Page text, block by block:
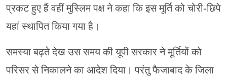
प्रकट हुए हैं वहीं मुस्लिम पक्ष ने कहा कि इस मूर्ति को चोरी-छिपे
यहां स्थापित किया गया है।
समस्या बढ़ते देख उस समय की यूपी सरकार ने मूर्तियों को
परिसर से निकालने का आदेश दिया। परंतु फैजाबाद के जिला